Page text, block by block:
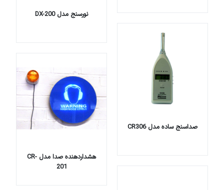
نورسنج مدل DX-200
صداسنج ساده مدل CR306
هشداردهنده صدا مدل CR-
201